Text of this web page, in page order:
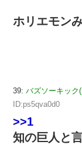
ホリエモン
39: バズソーキック
ID:ps5qva0d0
>>1
知の巨人と